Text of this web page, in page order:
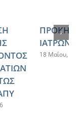
ΙΑΤΡΩΝ
18 Μαΐου, 2026